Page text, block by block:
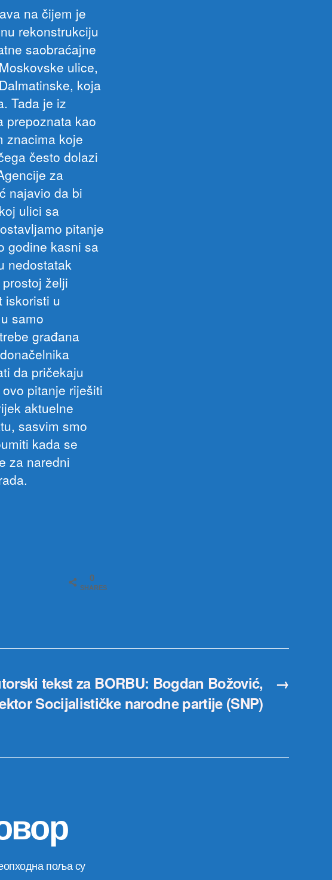
na čijem je
rekonstrukciju
saobraćajne
ulice,
koja
Tada je iz
prepoznata kao
znacima koje
često dolazi
za
najavio da bi
ulici sa
pitanje
godine kasni sa
nedostatak
želji
iskoristi u
samo
građana
da pričekaju
pitanje riješiti
aktuelne
sasvim smo
kada se
za naredni
0
SHARES
→
tekst za BORBU: Bogdan Božović,
Socijalističke narodne partije (SNP)
поља су